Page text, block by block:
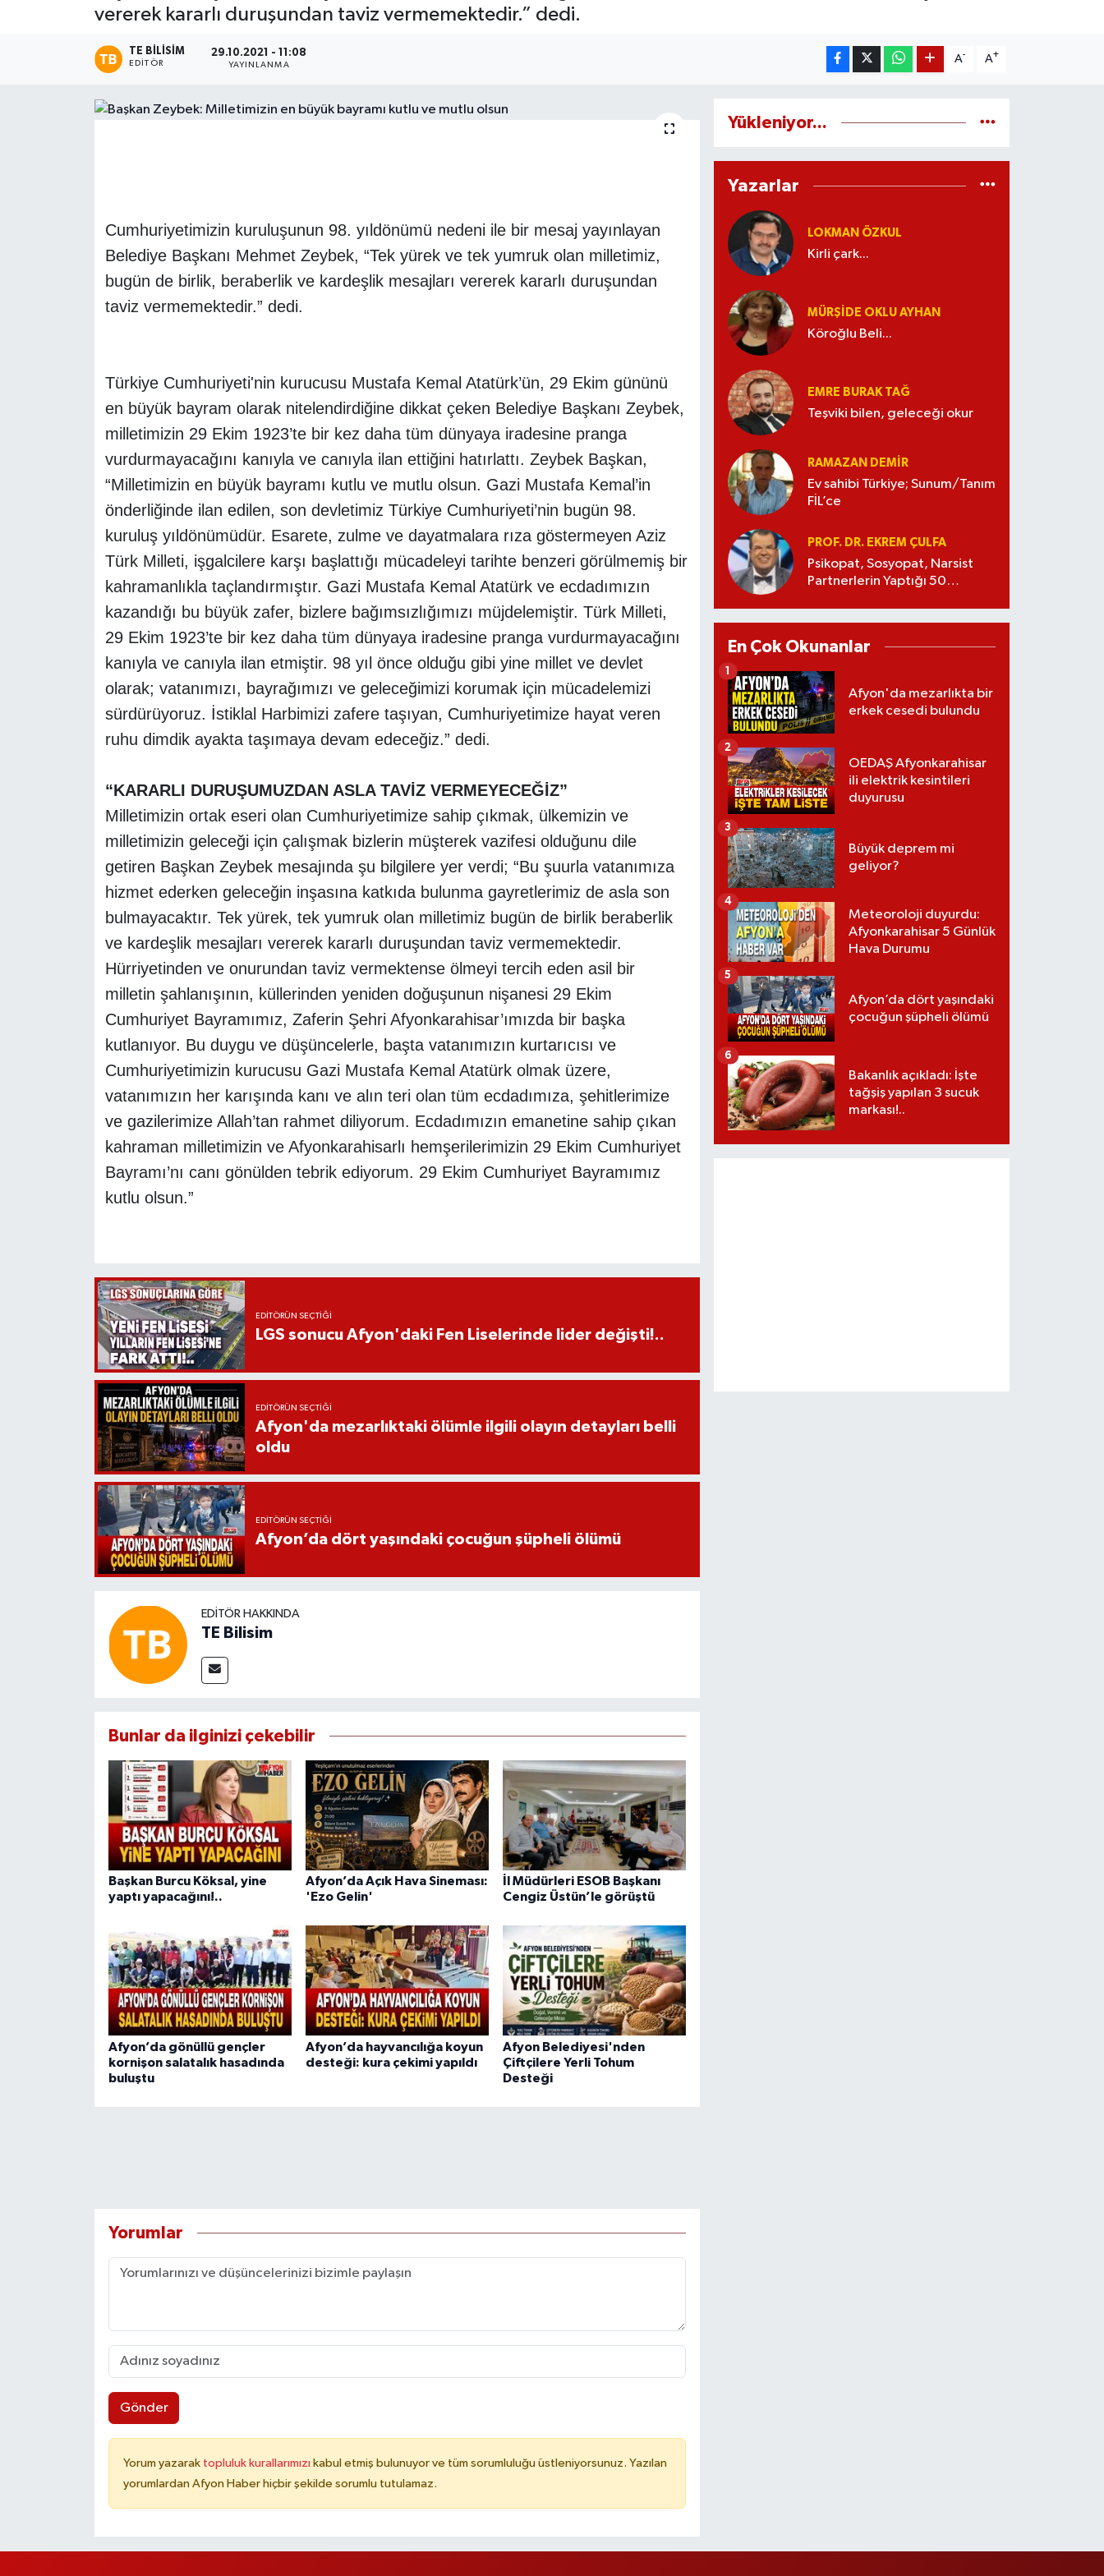
vererek kararlı duruşundan taviz vermemektedir.” dedi.
TE BILISIM
EDITÖR
29.10.2021 - 11:08
YAYINLANMA
A- A+
Cumhuriyetimizin kuruluşunun 98. yıldönümü nedeni ile bir mesaj yayınlayan
Belediye Başkanı Mehmet Zeybek, “Tek yürek ve tek yumruk olan milletimiz,
bugün de birlik, beraberlik ve kardeşlik mesajları vererek kararlı duruşundan
taviz vermemektedir.” dedi.
Türkiye Cumhuriyeti'nin kurucusu Mustafa Kemal Atatürk’ün, 29 Ekim gününü
en büyük bayram olarak nitelendirdiğine dikkat çeken Belediye Başkanı Zeybek,
milletimizin 29 Ekim 1923’te bir kez daha tüm dünyaya iradesine pranga
vurdurmayacağını kanıyla ve canıyla ilan ettiğini hatırlattı. Zeybek Başkan,
“Milletimizin en büyük bayramı kutlu ve mutlu olsun. Gazi Mustafa Kemal’in
önderliğinde ilan edilen, son devletimiz Türkiye Cumhuriyeti’nin bugün 98.
kuruluş yıldönümüdür. Esarete, zulme ve dayatmalara rıza göstermeyen Aziz
Türk Milleti, işgalcilere karşı başlattığı mücadeleyi tarihte benzeri görülmemiş bir
kahramanlıkla taçlandırmıştır. Gazi Mustafa Kemal Atatürk ve ecdadımızın
kazandığı bu büyük zafer, bizlere bağımsızlığımızı müjdelemiştir. Türk Milleti,
29 Ekim 1923’te bir kez daha tüm dünyaya iradesine pranga vurdurmayacağını
kanıyla ve canıyla ilan etmiştir. 98 yıl önce olduğu gibi yine millet ve devlet
olarak; vatanımızı, bayrağımızı ve geleceğimizi korumak için mücadelemizi
sürdürüyoruz. İstiklal Harbimizi zafere taşıyan, Cumhuriyetimize hayat veren
ruhu dimdik ayakta taşımaya devam edeceğiz.” dedi.
“KARARLI DURUŞUMUZDAN ASLA TAVİZ VERMEYECEĞİZ”
Milletimizin ortak eseri olan Cumhuriyetimize sahip çıkmak, ülkemizin ve
milletimizin geleceği için çalışmak bizlerin müşterek vazifesi olduğunu dile
getiren Başkan Zeybek mesajında şu bilgilere yer verdi; “Bu şuurla vatanımıza
hizmet ederken geleceğin inşasına katkıda bulunma gayretlerimiz de asla son
bulmayacaktır. Tek yürek, tek yumruk olan milletimiz bugün de birlik beraberlik
ve kardeşlik mesajları vererek kararlı duruşundan taviz vermemektedir.
Hürriyetinden ve onurundan taviz vermektense ölmeyi tercih eden asil bir
milletin şahlanışının, küllerinden yeniden doğuşunun nişanesi 29 Ekim
Cumhuriyet Bayramımız, Zaferin Şehri Afyonkarahisar’ımızda bir başka
kutlanıyor. Bu duygu ve düşüncelerle, başta vatanımızın kurtarıcısı ve
Cumhuriyetimizin kurucusu Gazi Mustafa Kemal Atatürk olmak üzere,
vatanımızın her karışında kanı ve alın teri olan tüm ecdadımıza, şehitlerimize
ve gazilerimize Allah’tan rahmet diliyorum. Ecdadımızın emanetine sahip çıkan
kahraman milletimizin ve Afyonkarahisarlı hemşerilerimizin 29 Ekim Cumhuriyet
Bayramı’nı canı gönülden tebrik ediyorum. 29 Ekim Cumhuriyet Bayramımız
kutlu olsun.”
EDITÖRÜN SEÇTIĞI
LGS sonucu Afyon'daki Fen Liselerinde lider değişti!..
EDITÖRÜN SEÇTIĞI
Afyon'da mezarlıktaki ölümle ilgili olayın detayları belli
oldu
EDITÖRÜN SEÇTIĞI
Afyon’da dört yaşındaki çocuğun şüpheli ölümü
EDITÖR HAKKINDA
TE Bilisim
Bunlar da ilginizi çekebilir
Başkan Burcu Köksal, yine
yaptı yapacağını!..
Afyon’da Açık Hava Sineması:
'Ezo Gelin'
İl Müdürleri ESOB Başkanı
Cengiz Üstün’le görüştü
Afyon’da gönüllü gençler
kornişon salatalık hasadında
buluştu
Afyon’da hayvancılığa koyun
desteği: kura çekimi yapıldı
Afyon Belediyesi'nden
Çiftçilere Yerli Tohum
Desteği
Yorumlar
Gönder
Yorum yazarak topluluk kurallarımızı kabul etmiş bulunuyor ve tüm sorumluluğu üstleniyorsunuz. Yazılan
yorumlardan Afyon Haber hiçbir şekilde sorumlu tutulamaz.
Yükleniyor...
Yazarlar
LOKMAN ÖZKUL
Kirli çark...
MÜRŞIDE OKLU AYHAN
Köroğlu Beli...
EMRE BURAK TAĞ
Teşviki bilen, geleceği okur
RAMAZAN DEMİR
Ev sahibi Türkiye; Sunum/Tanım
FİL’ce
PROF. DR. EKREM ÇULFA
Psikopat, Sosyopat, Narsist
Partnerlerin Yaptığı 50
En Çok Okunanlar
Afyon'da mezarlıkta bir
erkek cesedi bulundu
1
OEDAŞ Afyonkarahisar
ili elektrik kesintileri
duyurusu
2
Büyük deprem mi
geliyor?
3
Meteoroloji duyurdu:
Afyonkarahisar 5 Günlük
Hava Durumu
4
Afyon’da dört yaşındaki
çocuğun şüpheli ölümü
5
Bakanlık açıkladı: İşte
tağşiş yapılan 3 sucuk
markası!..
6
Etkinlikler